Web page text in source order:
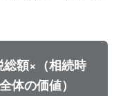
額×（相続時
体の価値）